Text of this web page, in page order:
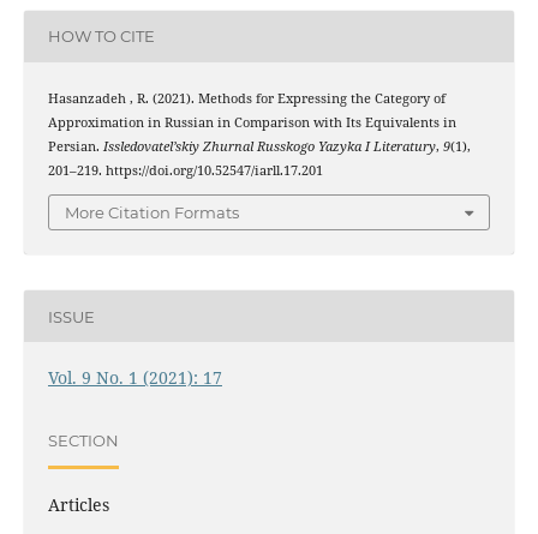
HOW TO CITE
Hasanzadeh , R. (2021). Methods for Expressing the Category of
Approximation in Russian in Comparison with Its Equivalents in
Persian. Issledovatel’skiy Zhurnal Russkogo Yazyka I Literatury, 9(1),
201–219. https://doi.org/10.52547/iarll.17.201
More Citation Formats
ISSUE
Vol. 9 No. 1 (2021): 17
SECTION
Articles